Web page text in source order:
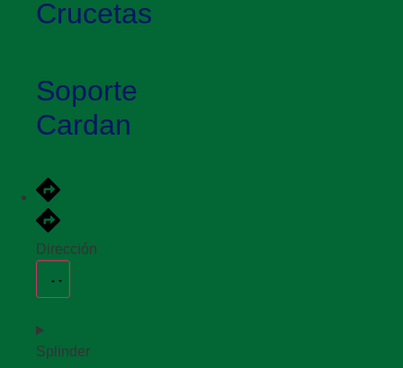
Crucetas
Soporte
Cardan
Dirección
Splinder